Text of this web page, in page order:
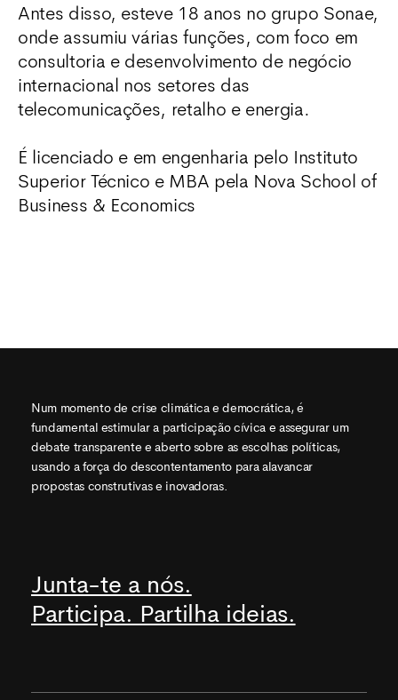
Antes disso, esteve 18 anos no grupo Sonae,
onde assumiu várias funções, com foco em
consultoria e desenvolvimento de negócio
internacional nos setores das
telecomunicações, retalho e energia.
É licenciado e em engenharia pelo Instituto
Superior Técnico e MBA pela Nova School of
Business & Economics
Num momento de crise climática e democrática, é
fundamental estimular a participação cívica e assegurar um
debate transparente e aberto sobre as escolhas políticas,
usando a força do descontentamento para alavancar
propostas construtivas e inovadoras.
Junta-te a nós.
Participa. Partilha ideias.